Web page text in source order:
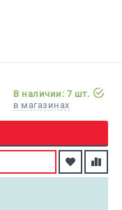
В наличии: 7 шт.
в магазинах